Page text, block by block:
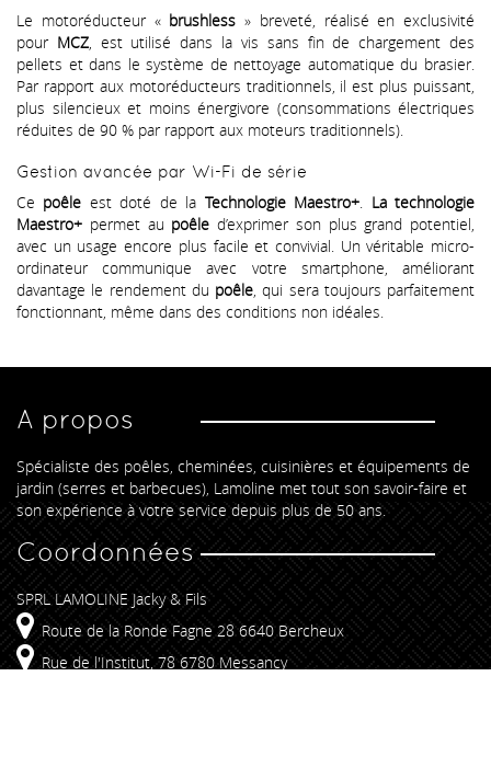
Le motoréducteur « brushless » breveté, réalisé en exclusivité
pour MCZ, est utilisé dans la vis sans fin de chargement des
pellets et dans le système de nettoyage automatique du brasier.
Par rapport aux motoréducteurs traditionnels, il est plus puissant,
plus silencieux et moins énergivore (consommations électriques
réduites de 90 % par rapport aux moteurs traditionnels).
Gestion avancée par Wi-Fi de série
Ce poêle est doté de la Technologie Maestro+
La technologie
Maestro+ permet au poêle d’exprimer son plus grand potentiel,
avec un usage encore plus facile et convivial. Un véritable micro-
ordinateur communique avec votre smartphone, améliorant
davantage le rendement du poêle , qui sera toujours parfaitement
fonctionnant, même dans des conditions non idéales.
A propos
Spécialiste des poêles, cheminées, cuisinières et équipements de
jardin (serres et barbecues), Lamoline met tout son savoir-faire et
son expérience à votre service depuis plus de 50 ans.
Coordonnées
SPRL LAMOLINE Jacky & Fils
Route de la Ronde Fagne 28 6640 Bercheux
Rue de l'Institut, 78 6780 Messancy